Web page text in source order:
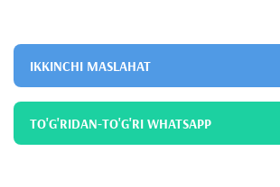
IKKINCHI MASLAHAT
TO'G'RIDAN-TO'G'RI WHATSAPP